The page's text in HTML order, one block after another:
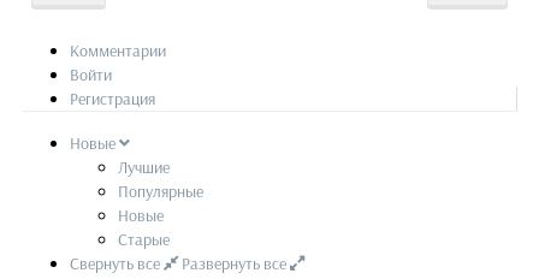
Комментарии
Войти
Регистрация
Новые
Лучшие
Популярные
Новые
Старые
Свернуть все
Развернуть все